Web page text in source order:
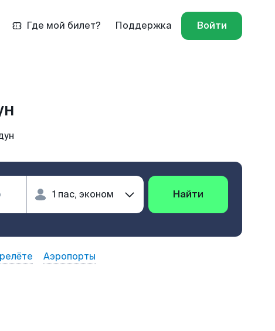
Где мой билет? Поддержка Войти
Найти
Аэропорты